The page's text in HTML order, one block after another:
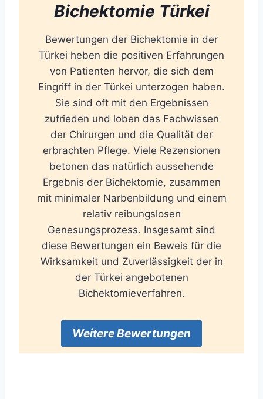
Bichektomie Türkei
Bewertungen der Bichektomie in der
Türkei heben die positiven Erfahrungen
von Patienten hervor, die sich dem
Eingriff in der Türkei unterzogen haben.
Sie sind oft mit den Ergebnissen
zufrieden und loben das Fachwissen
der Chirurgen und die Qualität der
erbrachten Pflege. Viele Rezensionen
betonen das natürlich aussehende
Ergebnis der Bichektomie, zusammen
mit minimaler Narbenbildung und einem
relativ reibungslosen
Genesungsprozess. Insgesamt sind
diese Bewertungen ein Beweis für die
Wirksamkeit und Zuverlässigkeit der in
der Türkei angebotenen
Bichektomieverfahren.
Weitere Bewertungen